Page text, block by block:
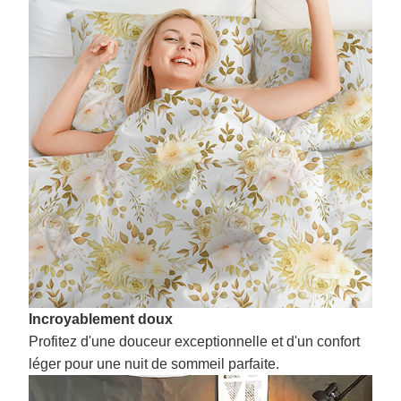
Incroyablement doux
Profitez d'une douceur exceptionnelle et d'un confort
léger pour une nuit de sommeil parfaite.